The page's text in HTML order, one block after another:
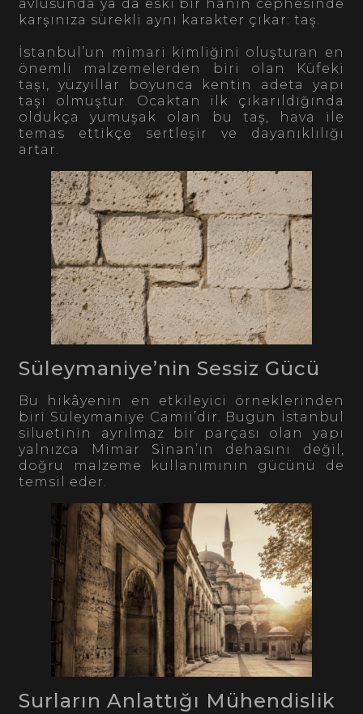
avlusunda ya da eski bir hanın cephesinde
karşınıza sürekli aynı karakter çıkar: taş.
İstanbul’un mimari kimliğini oluşturan en
önemli malzemelerden biri olan Küfeki
taşı, yüzyıllar boyunca kentin adeta yapı
taşı olmuştur. Ocaktan ilk çıkarıldığında
oldukça yumuşak olan bu taş, hava ile
temas ettikçe sertleşir ve dayanıklılığı
artar.
Süleymaniye’nin Sessiz Gücü
Bu hikâyenin en etkileyici örneklerinden
biri Süleymaniye Camii’dir. Bugün İstanbul
siluetinin ayrılmaz bir parçası olan yapı
yalnızca Mimar Sinan’ın dehasını değil,
doğru malzeme kullanımının gücünü de
temsil eder.
Surların Anlattığı Mühendislik